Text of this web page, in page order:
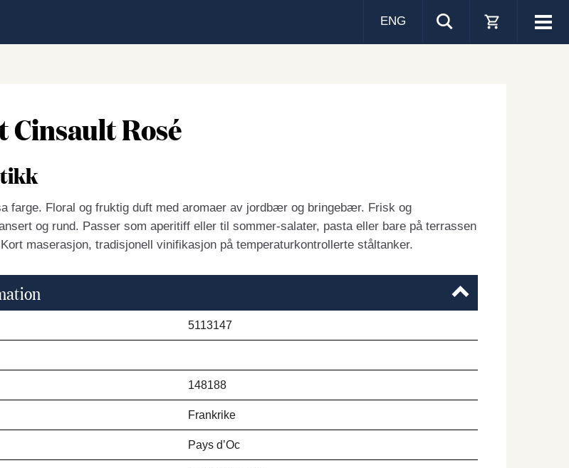
Visa
ENG
Rosé
farge. Floral og fruktig duft med aromaer av jordbær og bringebær. Frisk og
og rund. Passer som aperitiff eller til sommer-salater, pasta eller bare på terrassen
maserasjon, tradisjonell vinifikasjon på temperaturkontrollerte ståltanker.
5113147
148188
Frankrike
Pays d’Oc